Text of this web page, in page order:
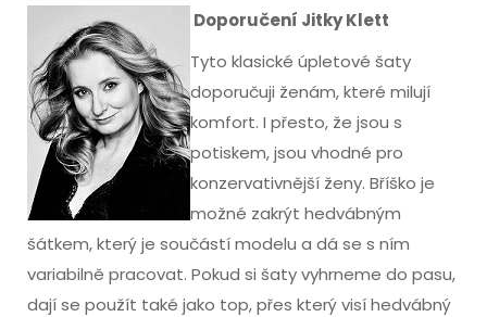
Doporučení Jitky Klett
Tyto klasické úpletové šaty
doporučuji ženám, které milují
komfort. I přesto, že jsou s
potiskem, jsou vhodné pro
konzervativnější ženy. Bříško je
možné zakrýt hedvábným
šátkem, který je součástí modelu a dá se s ním
variabilně pracovat. Pokud si šaty vyhrneme do pasu,
dají se použít také jako top, přes který visí hedvábný